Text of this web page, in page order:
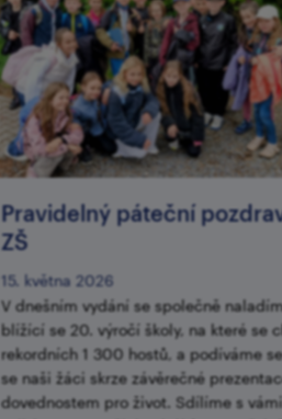
Pravidelný páteční
ZŠ
15. května 2026
V dnešním vydání se společně
blížící se 20. výročí školy, na které se
rekordních 1 300 hostů, a podíváme
se naši žáci skrze závěrečné
dovednostem pro život. Sdílíme s